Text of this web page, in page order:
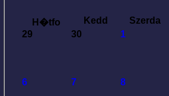
H�tfo Kedd Szerda
29
30 1
6 7 8